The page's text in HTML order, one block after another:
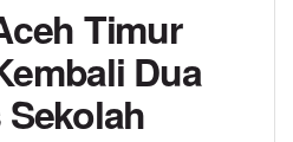
Timur
Dua